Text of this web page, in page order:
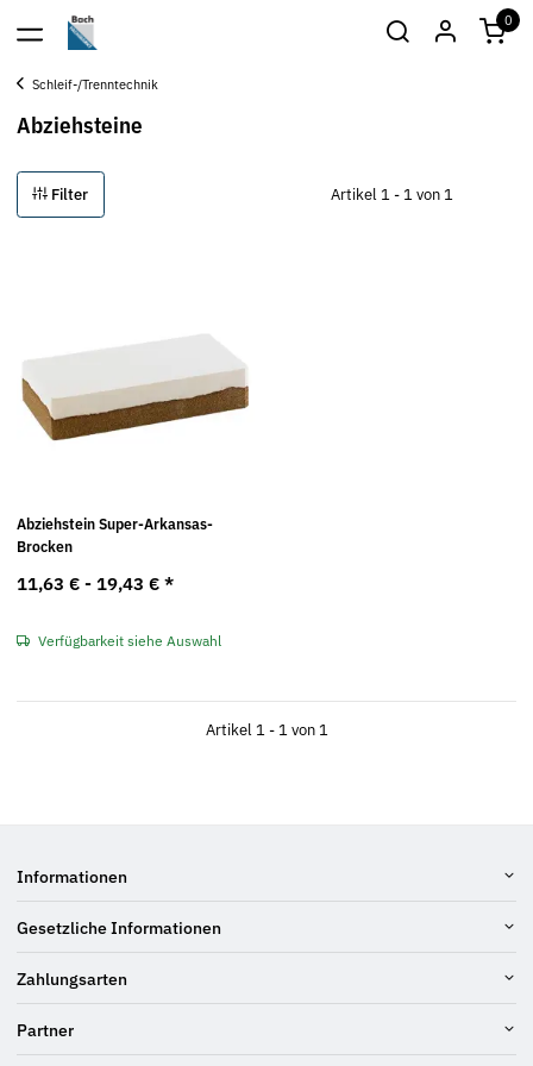
0
Schleif-/Trenntechnik
Abziehsteine
Filter Artikel 1 - 1 von 1
Abziehstein Super-Arkansas-
Brocken
11,63 € - 19,43 € *
Verfügbarkeit siehe Auswahl
Artikel 1 - 1 von 1
Informationen
Gesetzliche Informationen
Zahlungsarten
Partner